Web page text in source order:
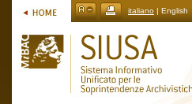
italiano | English